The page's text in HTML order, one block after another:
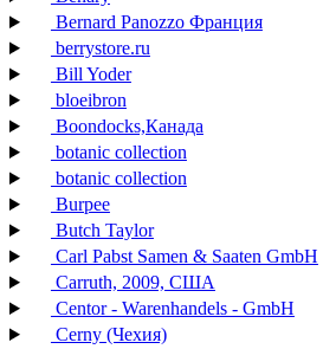
Bernard Panozzo Франция
berrystore.ru
Bill Yoder
bloeibron
Boondocks,Канада
botanic collection
botanic collection
Burpee
Butch Taylor
Carl Pabst Samen & Saaten GmbH
Carruth, 2009, США
Centor - Warenhandels - GmbH
Cerny (Чехия)